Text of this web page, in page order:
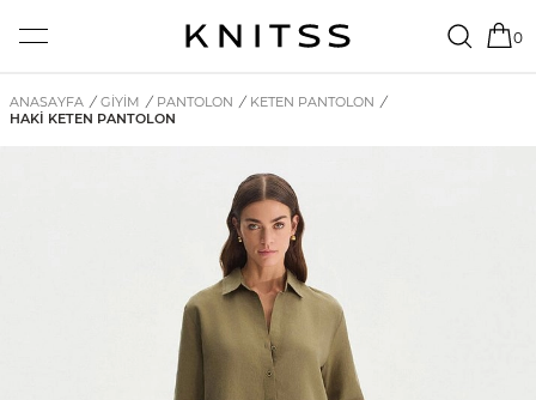
0
ANASAYFA / GİYİM / PANTOLON / KETEN PANTOLON /
HAKI KETEN PANTOLON